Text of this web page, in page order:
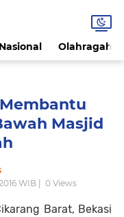
Nasional Olahragah
Masjid
WIB | 0Views
Barat, Bekasi